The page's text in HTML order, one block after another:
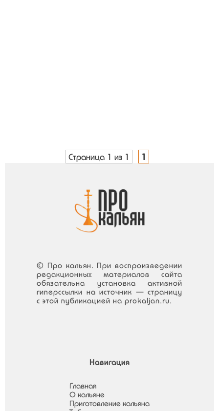
Страница 1 из 1 1
© Про кальян. При воспроизведении
редакционных материалов сайта
обязательна установка активной
гиперссылки на источник — страницу
с этой публикацией на prokaljan.ru.
Навигация
Главная
О кальяне
Приготовление кальяна